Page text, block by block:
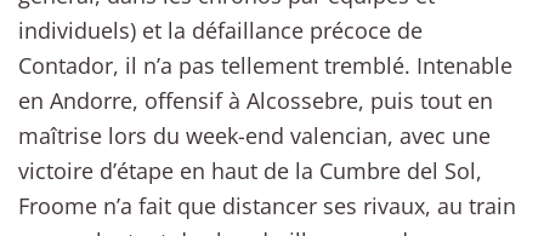
individuels) et la défaillance précoce de
Contador, il n’a pas tellement tremblé. Intenable
en Andorre, offensif à Alcossebre, puis tout en
maîtrise lors du week-end valencian, avec une
victoire d’étape en haut de la Cumbre del Sol,
Froome n’a fait que distancer ses rivaux, au train